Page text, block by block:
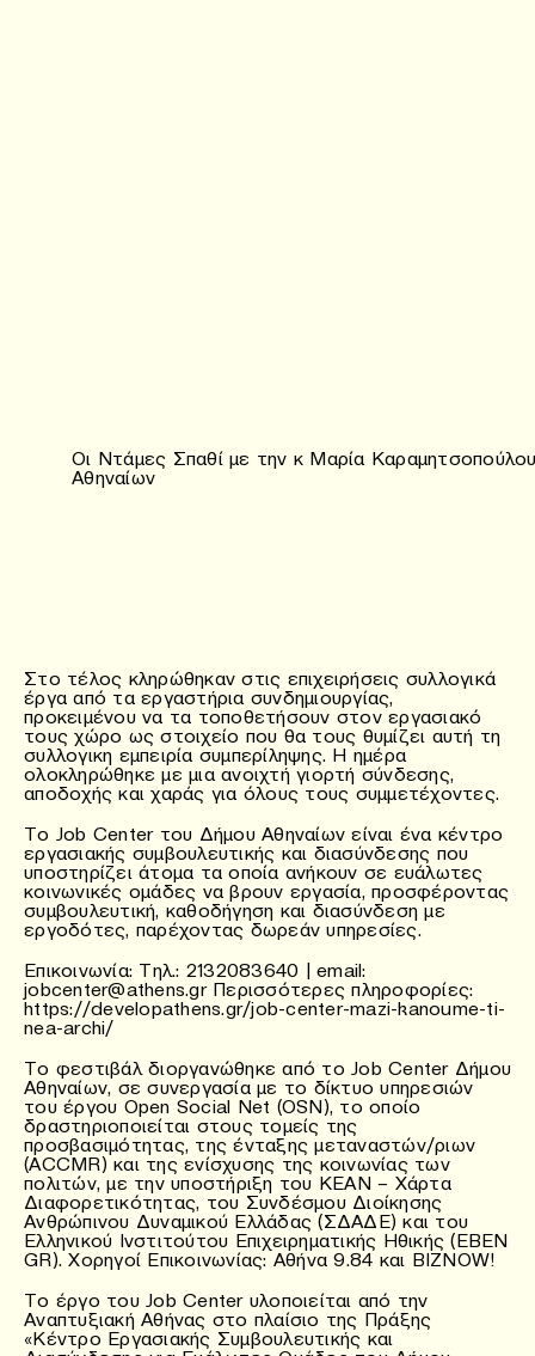
Οι Ντάμες Σπαθί με την κ Μαρία
Αθηναίων
Στο τέλος κληρώθηκαν στις επιχειρήσεις συλλογικά
έργα από τα εργαστήρια συνδημιουργίας,
προκειμένου να τα τοποθετήσουν στον εργασιακό
τους χώρο ως στοιχείο που θα τους θυμίζει αυτή τη
συλλογικη εμπειρία συμπερίληψης. Η ημέρα
ολοκληρώθηκε με μια ανοιχτή γιορτή σύνδεσης,
αποδοχής και χαράς για όλους τους συμμετέχοντες.
Το Job Center του Δήμου Αθηναίων είναι ένα κέντρο
εργασιακής συμβουλευτικής και διασύνδεσης που
υποστηρίζει άτομα τα οποία ανήκουν σε ευάλωτες
κοινωνικές ομάδες να βρουν εργασία, προσφέροντας
συμβουλευτική, καθοδήγηση και διασύνδεση με
εργοδότες, παρέχοντας δωρεάν υπηρεσίες.
Επικοινωνία: Τηλ.: 2132083640 | email:
jobcenter@athens.gr Περισσότερες πληροφορίες:
https://developathens.gr/job-center-mazi-kanoume-ti-
nea-archi/
Το φεστιβάλ διοργανώθηκε από το Job Center Δήμου
Αθηναίων, σε συνεργασία με το δίκτυο υπηρεσιών
του έργου Open Social Net (OSN), το οποίο
δραστηριοποιείται στους τομείς της
προσβασιμότητας, της ένταξης μεταναστών/ριων
(ACCMR) και της ενίσχυσης της κοινωνίας των
πολιτών, με την υποστήριξη του ΚΕΑΝ – Χάρτα
Διαφορετικότητας, του Συνδέσμου Διοίκησης
Ανθρώπινου Δυναμικού Ελλάδας (ΣΔΑΔΕ) και του
Ελληνικού Ινστιτούτου Επιχειρηματικής Ηθικής (ΕΒΕΝ
GR). Χορηγοί Επικοινωνίας: Αθήνα 9.84 και BIZNOW!
Το έργο του Job Center υλοποιείται από την
Αναπτυξιακή Αθήνας στο πλαίσιο της Πράξης
«Κέντρο Εργασιακής Συμβουλευτικής και